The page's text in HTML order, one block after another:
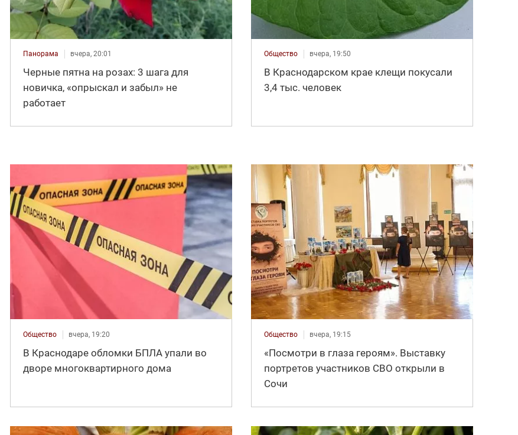
Панорама вчера, 20:01
Черные пятна на розах: 3 шага для
новичка, «опрыскал и забыл» не
работает
Общество вчера, 19:50
В Краснодарском крае клещи покусали
3,4 тыс. человек
Общество вчера, 19:20
В Краснодаре обломки БПЛА упали во
дворе многоквартирного дома
Общество вчера, 19:15
«Посмотри в глаза героям». Выставку
портретов участников СВО открыли в
Сочи